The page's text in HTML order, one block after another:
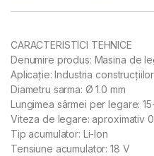
CARACTERISTICI TEHNICE
Denumire produs: Masina de
Aplicație: Industria construcțiilor
Diametru sarma: Ø 1.0 mm
Lungimea sârmei per legare:
Viteza de legare: aproximativ
Tip acumulator: Li-Ion
Tensiune acumulator: 18 V